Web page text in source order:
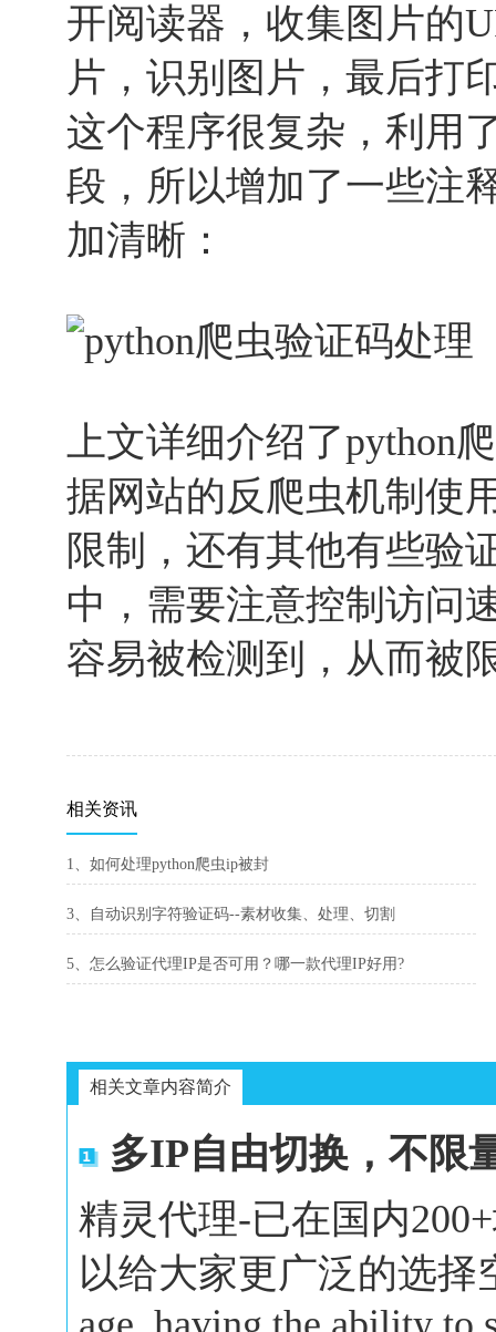
开阅读器，收集图片的
片，识别图片，最后打
这个程序很复杂，利用
段，所以增加了一些注
加清晰：
上文详细介绍了python
据网站的反爬虫机制使
限制，还有其他有些验
中，需要注意控制访问
容易被检测到，从而被
相关资讯
1、如何处理python爬虫ip被封
3、自动识别字符验证码--素材收集、处理、切割
5、怎么验证代理IP是否可用？哪一款代理IP好用?
相关文章内容简介
多IP自由切换，不限
精灵代理-已在国内
以给大家更广泛的选择